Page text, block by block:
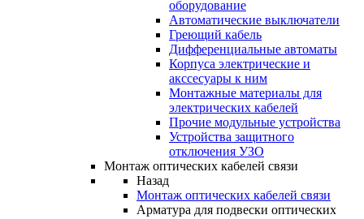
оборудование
Автоматические выключатели
Греющий кабель
Дифференциальные автоматы
Корпуса электрические и
акссесуары к ним
Монтажные материалы для
электрических кабелей
Прочие модульные устройства
Устройства защитного
отключения УЗО
Монтаж оптических кабелей связи
Назад
Монтаж оптических кабелей связи
Арматура для подвески оптических